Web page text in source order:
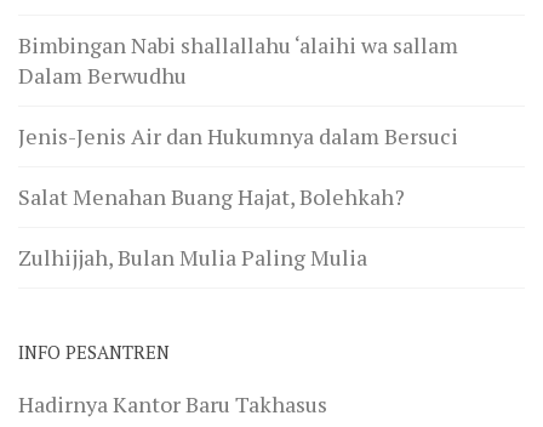
Bimbingan Nabi shallallahu ‘alaihi wa sallam
Dalam Berwudhu
Jenis-Jenis Air dan Hukumnya dalam Bersuci
Salat Menahan Buang Hajat, Bolehkah?
Zulhijjah, Bulan Mulia Paling Mulia
INFO PESANTREN
Hadirnya Kantor Baru Takhasus